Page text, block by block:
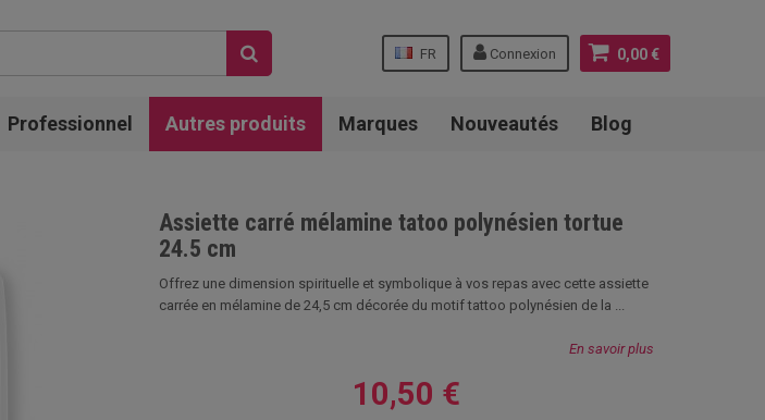
0,00 €
Connexion
FR
Professionnel Autres produits Marques Nouveautés Blog
Assiette carré mélamine tatoo polynésien tortue
24.5 cm
Offrez une dimension spirituelle et symbolique à vos repas avec cette assiette
carrée en mélamine de 24,5 cm décorée du motif tattoo polynésien de la ...
En savoir plus
10,50 €